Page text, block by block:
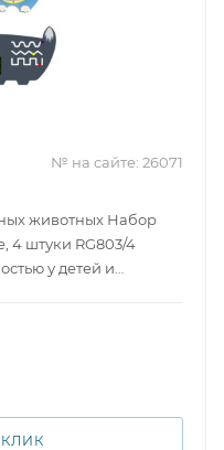
№ на сайте: 26071
животных Набор
4 штуки RG803/4
у детей и
панелях.
таким важным
шнурков,
ребенок сможет
все цвета радуги и
КЛИК